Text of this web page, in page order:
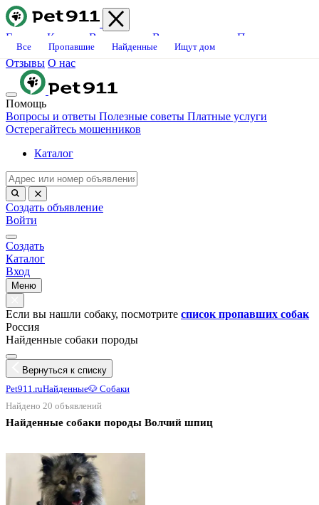
Главная Каталог Ветклиники Вопросы-ответы
Платные
услуги
Блог Свяжитесь с нами Станьте волонтёром
Отзывы О нас
Помощь
Вопросы и ответы Полезные советы Платные услуги
Остерегайтесь мошенников
Каталог
Создать объявление
Войти
Создать
Каталог
Вход
Меню
Если вы нашли собаку, посмотрите список пропавших собак
Россия
Найденные собаки породы
Все Пропавшие Найденные Ищут дом
Вернуться к списку
Pet911.ruНайденные🐶 Собаки
Найдено 20 объявлений
Найденные собаки породы Волчий шпиц